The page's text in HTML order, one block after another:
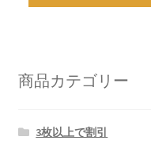
商品カテゴリー
3枚以上で割引